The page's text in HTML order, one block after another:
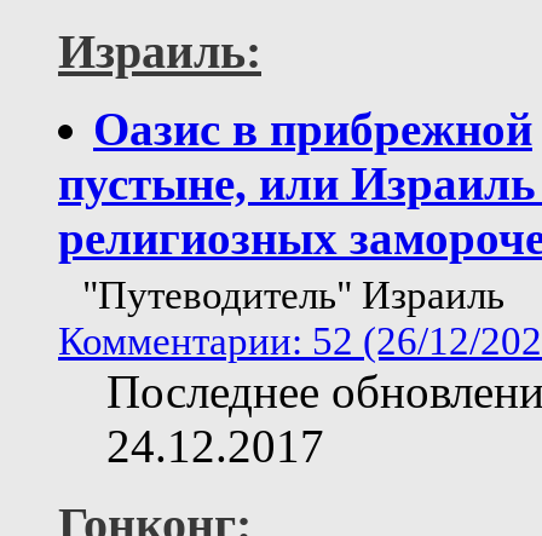
Израиль:
Оазис в прибрежной
пустыне, или Израиль
религиозных
"Путеводитель" Израиль
Комментарии: 52 (26/12/
Последнее
24.12.2017
Гонконг: